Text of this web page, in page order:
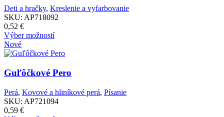
si
môžete
na
stránke
produktu.
Deti a hračky, Kreslenie a vyfarbovanie
SKU: AP718092
0,52 €
Výber možnostíTento
má
variantov.
Možnosti
si
môžete
vybrať
Nové
Guľôčkové Pero
Perá, Kovové a hliníkové perá, Písanie
SKU: AP721094
0,59 €